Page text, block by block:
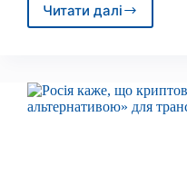
Читати далі
BTC,
ADA,
SOL,